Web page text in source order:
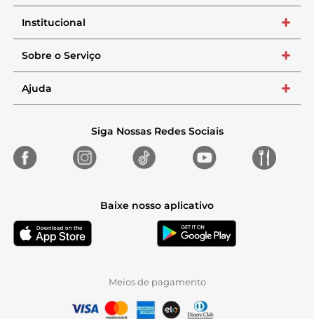
Institucional +
Sobre o Serviço +
Ajuda +
Siga Nossas Redes Sociais
Baixe nosso aplicativo
Meios de pagamento